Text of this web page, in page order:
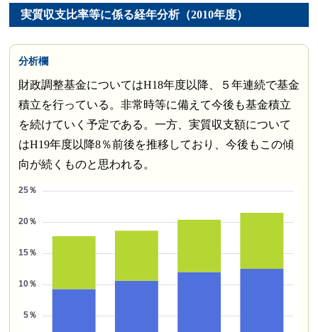
実質収支比率等に係る経年分析（2010年度）
分析欄
財政調整基金についてはH18年度以降、５年連続で基金
積立を行っている。非常時等に備えて今後も基金積立
を続けていく予定である。一方、実質収支額について
はH19年度以降8％前後を推移しており、今後もこの傾
向が続くものと思われる。